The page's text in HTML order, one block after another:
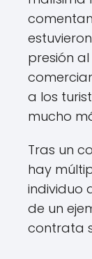
presión
a los
mucho
Tras un
hay
individuo
de un
contrata